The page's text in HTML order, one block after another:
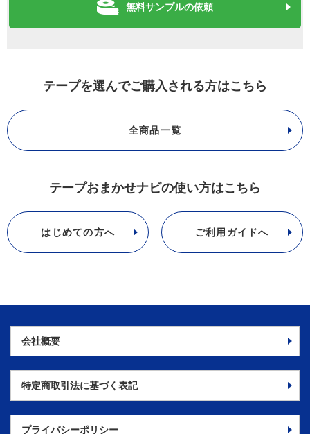
無料サンプルの依頼
テープを選んでご購入される方はこちら
全商品一覧
テープおまかせナビの使い方はこちら
はじめての方へ ご利用ガイドへ
会社概要
特定商取引法に基づく表記
プライバシーポリシー